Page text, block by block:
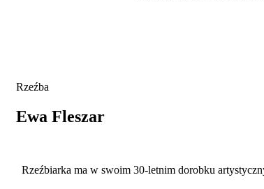
Rzeźba
Ewa Fleszar
Rzeźbiarka ma w swoim 30‐letnim dorobku